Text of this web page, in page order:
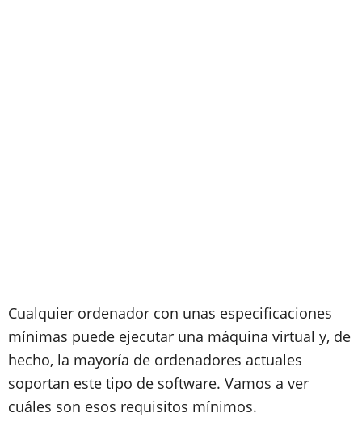
Cualquier ordenador con unas especificaciones
mínimas puede ejecutar una máquina virtual y, de
hecho, la mayoría de ordenadores actuales
soportan este tipo de software. Vamos a ver
cuáles son esos requisitos mínimos.